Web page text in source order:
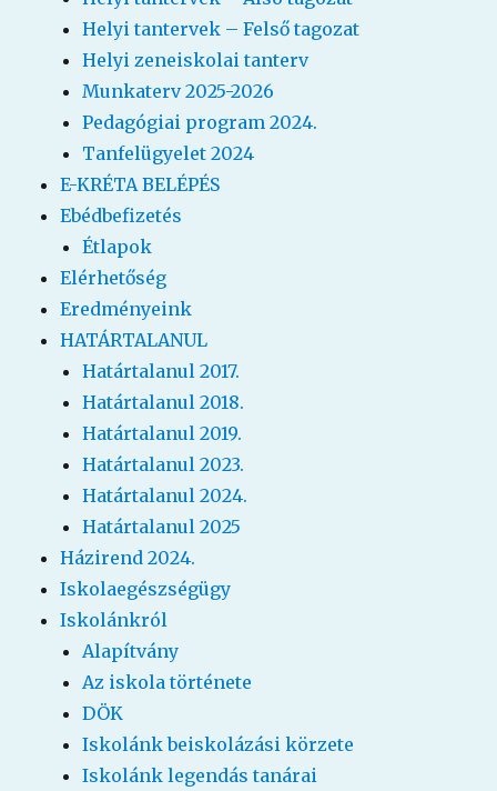
Helyi tantervek – Felső tagozat
Helyi zeneiskolai tanterv
Munkaterv 2025-2026
Pedagógiai program 2024.
Tanfelügyelet 2024
E-KRÉTA BELÉPÉS
Ebédbefizetés
Étlapok
Elérhetőség
Eredményeink
HATÁRTALANUL
Határtalanul 2017.
Határtalanul 2018.
Határtalanul 2019.
Határtalanul 2023.
Határtalanul 2024.
Határtalanul 2025
Házirend 2024.
Iskolaegészségügy
Iskolánkról
Alapítvány
Az iskola története
DÖK
Iskolánk beiskolázási körzete
Iskolánk legendás tanárai